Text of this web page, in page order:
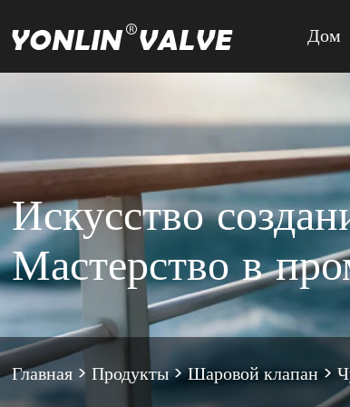
Дом
Искусство
Мастерство в
Главная > Продукты>Шаровой клапан >